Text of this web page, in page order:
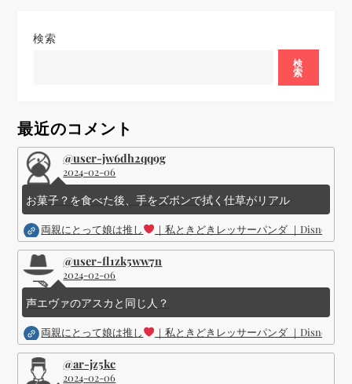
ゲ
シ
ョ
ン
検索
検
索
最近のコメント
@user-jw6dh2qq9g
2024-02-06
お菓子？を食べた後、手をズボンで拭く仕草がリアル
両親にとって娘は推し ｜私ときどきレッサーパンダ ｜Disney (
@user-fl1zk5ww7n
2024-02-06
声エヴァのアスカと同じ人？
両親にとって娘は推し ｜私ときどきレッサーパンダ ｜Disney (
@ar-jz5kc
2024-02-06